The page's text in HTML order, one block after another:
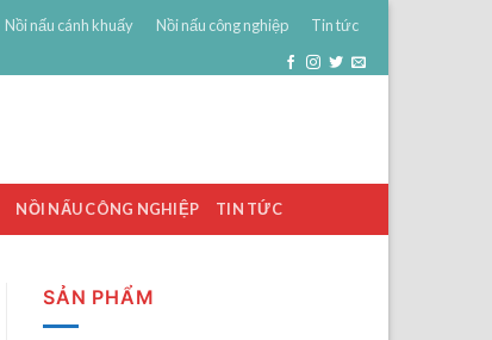
Nồi nấu cánh khuấy Nồi nấu công nghiệp Tin tức
NỒI NẤU CÔNG NGHIỆP TIN TỨC
SẢN PHẨM